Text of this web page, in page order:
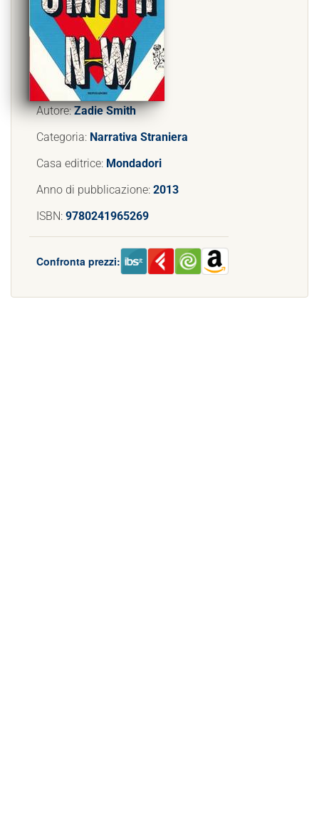
Autore:Zadie Smith
Categoria: Narrativa Straniera
Casa editrice: Mondadori
Anno di pubblicazione: 2013
ISBN: 9780241965269
Confronta prezzi: